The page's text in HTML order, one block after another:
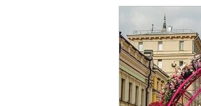
Société russe
Culture russe